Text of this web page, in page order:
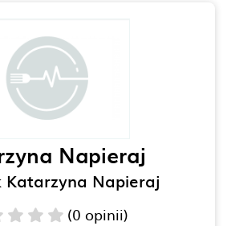
Napieraj
Katarzyna Napieraj
(0 opinii)